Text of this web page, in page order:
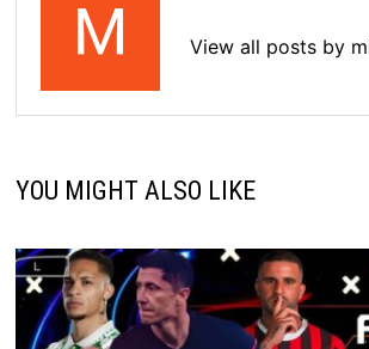
View all posts by
YOU MIGHT ALSO LIKE